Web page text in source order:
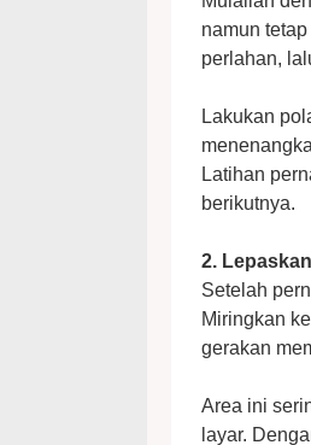
namun
perlahan,
Lakukan
Latihan
berikutnya.
2.
Setelah
Miringkan
gerakan
Area ini
layar.